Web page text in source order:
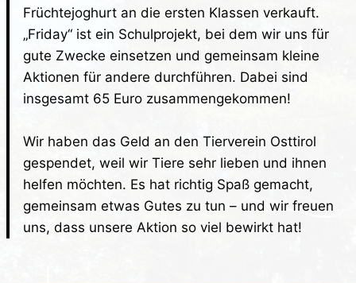
Früchtejoghurt an die ersten Klassen verkauft.
„Friday“ ist ein Schulprojekt, bei dem wir uns für
gute Zwecke einsetzen und gemeinsam kleine
Aktionen für andere durchführen. Dabei sind
insgesamt 65 Euro zusammengekommen!
Wir haben das Geld an den Tierverein Osttirol
gespendet, weil wir Tiere sehr lieben und ihnen
helfen möchten. Es hat richtig Spaß gemacht,
gemeinsam etwas Gutes zu tun – und wir freuen
uns, dass unsere Aktion so viel bewirkt hat!